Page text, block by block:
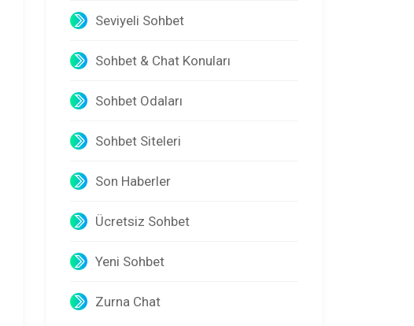
Seviyeli Sohbet
Sohbet & Chat Konuları
Sohbet Odaları
Sohbet Siteleri
Son Haberler
Ücretsiz Sohbet
Yeni Sohbet
Zurna Chat